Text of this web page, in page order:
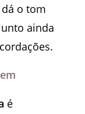
o tom
ainda
é